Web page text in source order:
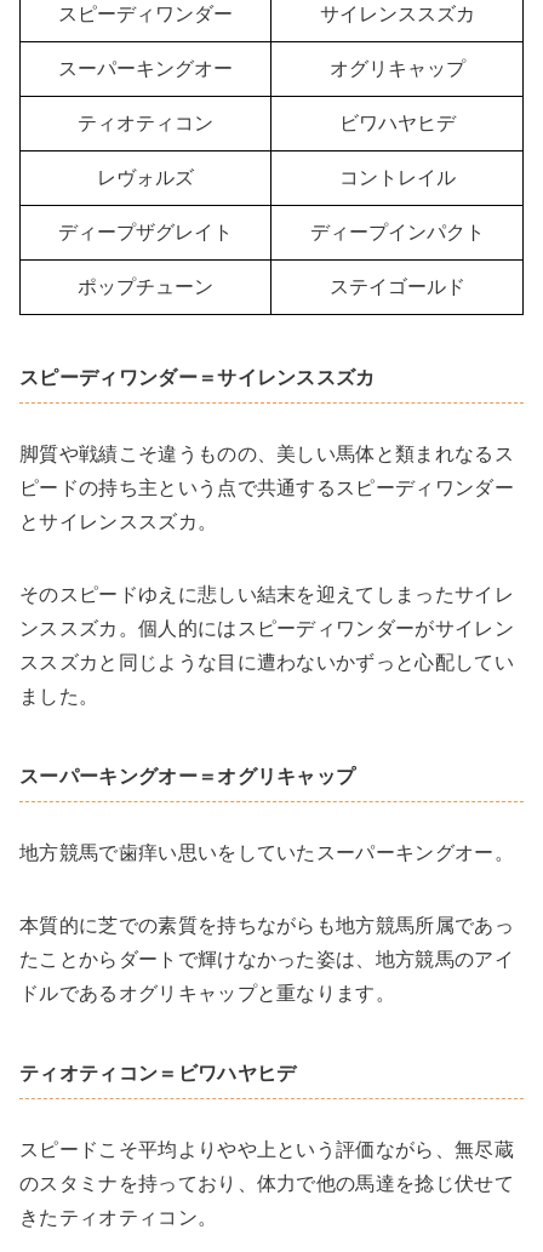
スピーディワンダー サイレンススズカ
スーパーキングオー オグリキャップ
ティオティコン ビワハヤヒデ
レヴォルズ コントレイル
ディープザグレイト ディープインパクト
ポップチューン ステイゴールド
スピーディワンダー＝サイレンススズカ
脚質や戦績こそ違うものの、美しい馬体と類まれなるス
ピードの持ち主という点で共通するスピーディワンダー
とサイレンススズカ。
そのスピードゆえに悲しい結末を迎えてしまったサイレ
ンススズカ。個人的にはスピーディワンダーがサイレン
ススズカと同じような目に遭わないかずっと心配してい
ました。
スーパーキングオー＝オグリキャップ
地方競馬で歯痒い思いをしていたスーパーキングオー。
本質的に芝での素質を持ちながらも地方競馬所属であっ
たことからダートで輝けなかった姿は、地方競馬のアイ
ドルであるオグリキャップと重なります。
ティオティコン＝ビワハヤヒデ
スピードこそ平均よりやや上という評価ながら、無尽蔵
のスタミナを持っており、体力で他の馬達を捻じ伏せて
きたティオティコン。